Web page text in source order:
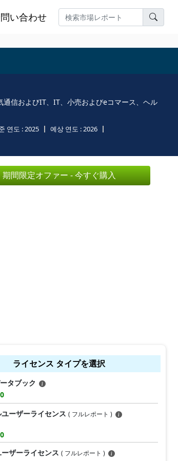
い合わせ
信およびIT、IT、小売およびeコマース、ヘル
연도 :2025 예상 연도 :2026
期間限定オファー - 今すぐ購入
ライセンス タイプを選択
タブック
ーザーライセンス ( フルレポート )
ザーライセンス ( フルレポート )